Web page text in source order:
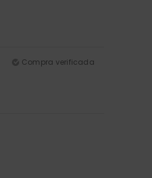
Compra verificada